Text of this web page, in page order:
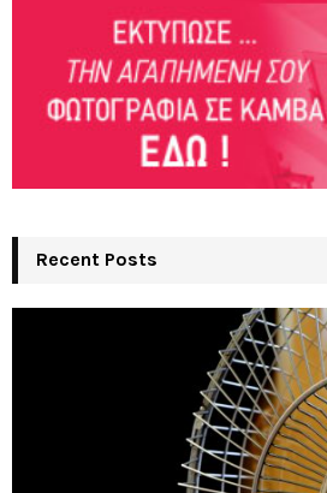
Recent Posts